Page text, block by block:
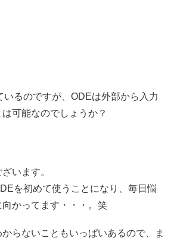
いるのですが、ODEは外部から入力
可能なのでしょうか？
います。
を初めて使うことになり、毎日悩
かってます・・・。笑
らないこともいっぱいあるので、ま